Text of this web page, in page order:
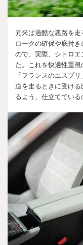
元来は過酷な悪路を
ロークの確保や底付
ので、実際、シトロ
た。これを快適性重視
「フランスのエスプ
道を走るときに受け
るよう、仕立てている